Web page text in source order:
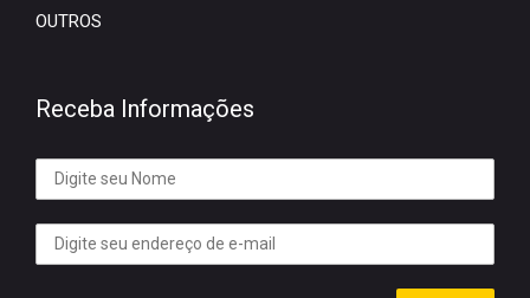
OUTROS
Receba Informações